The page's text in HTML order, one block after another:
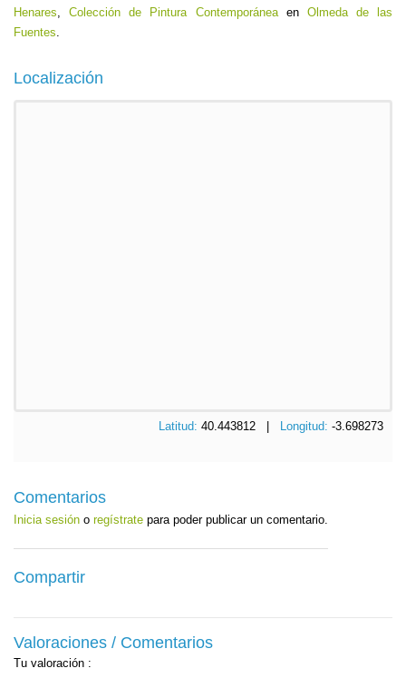
Henares,Colección de Pintura Contemporáneaen Olmeda de las
Fuentes.
Localización
Latitud: 40.443812 | Longitud: -3.698273
Comentarios
Inicia sesión o regístrate para poder publicar un comentario.
Compartir
Valoraciones / Comentarios
Tu valoración :